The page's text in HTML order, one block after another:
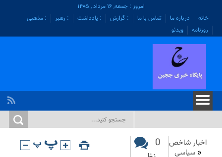
امروز : جمعه, ۱۶ مرداد , ۱۴۰۵
خانه
درباره ما تماس با ما : گزارش : یادداشت : رهبر
: مذهبی
روزنامه
ویدئو
اخبار شاخص
« سیاسی
0